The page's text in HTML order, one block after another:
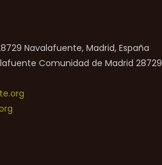
Navalafuente, Madrid, España
Comunidad de Madrid 28729